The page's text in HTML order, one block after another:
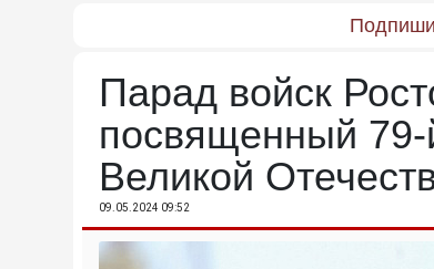
Парад войск
посвященный
Великой
09.05.2024 09:52